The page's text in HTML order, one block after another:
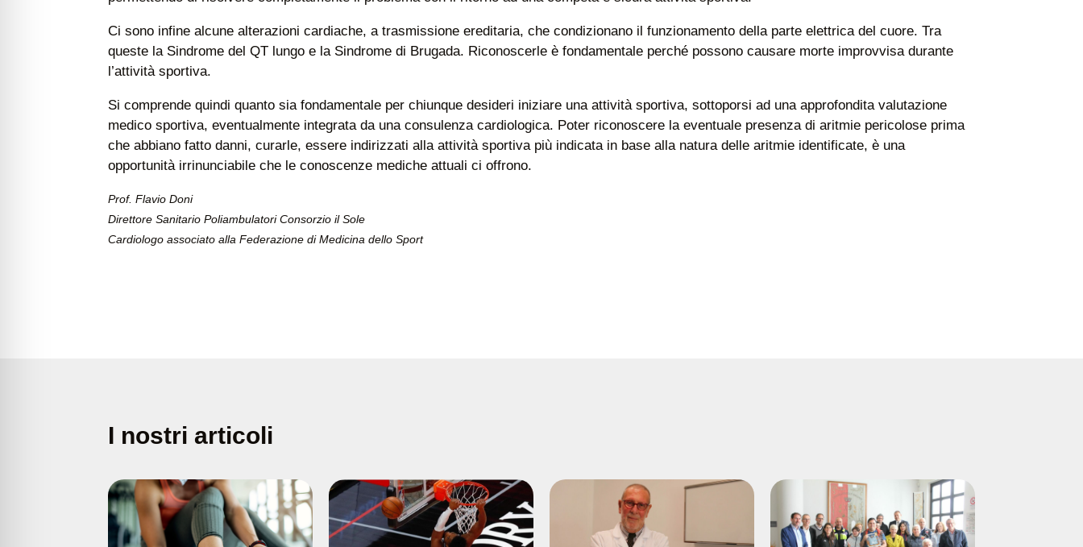
Ci sono infine alcune alterazioni cardiache, a trasmissione ereditaria, che condizionano il funzionamento della parte elettrica del cuore. Tra
queste la Sindrome del QT lungo e la Sindrome di Brugada. Riconoscerle è fondamentale perché possono causare morte improvvisa durante
l’attività sportiva.
Si comprende quindi quanto sia fondamentale per chiunque desideri iniziare una attività sportiva, sottoporsi ad una approfondita valutazione
medico sportiva, eventualmente integrata da una consulenza cardiologica. Poter riconoscere la eventuale presenza di aritmie pericolose prima
che abbiano fatto danni, curarle, essere indirizzati alla attività sportiva più indicata in base alla natura delle aritmie identificate, è una
opportunità irrinunciabile che le conoscenze mediche attuali ci offrono.
Prof. Flavio Doni
Direttore Sanitario Poliambulatori Consorzio il Sole
Cardiologo associato alla Federazione di Medicina dello Sport
I nostri articoli